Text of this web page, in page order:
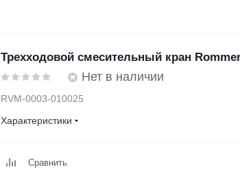
Трехходовой смесительный кран
Нет в наличии
RVM-0003-010025
Характеристики
Сравнить